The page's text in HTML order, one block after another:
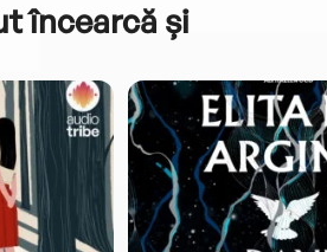
încearcă și